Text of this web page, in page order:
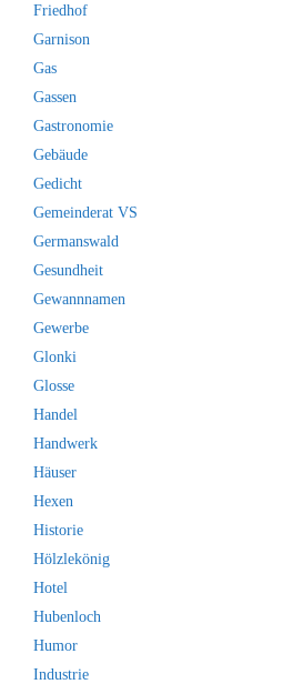
Friedhof
Garnison
Gas
Gassen
Gastronomie
Gebäude
Gedicht
Gemeinderat VS
Germanswald
Gesundheit
Gewannnamen
Gewerbe
Glonki
Glosse
Handel
Handwerk
Häuser
Hexen
Historie
Hölzlekönig
Hotel
Hubenloch
Humor
Industrie